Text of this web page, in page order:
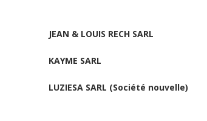
JEAN & LOUIS RECH SARL
KAYME SARL
LUZIESA SARL (Société nouvelle)